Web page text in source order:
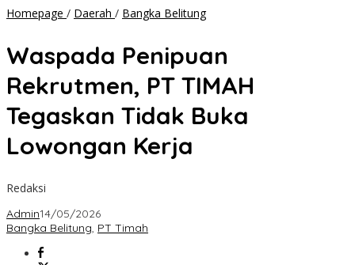
Homepage / Daerah / Bangka BelitungWaspada
PT
Tegaskan
Buka
Waspada Penipuan
Rekrutmen, PT TIMAH
Tegaskan Tidak Buka
Lowongan Kerja
Redaksi
Admin14/05/2026
Bangka Belitung, PT Timah